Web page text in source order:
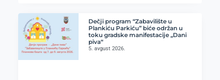
Dečji program “Zabavilište u
Plankiću Parkiću” biće održan u
toku gradske manifestacije „Dani
piva“
5. avgust 2026.